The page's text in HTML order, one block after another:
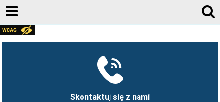
Skontaktuj się z nami
AKTUALNOŚCI